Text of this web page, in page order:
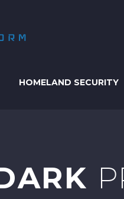
HOMELAND SECURITY